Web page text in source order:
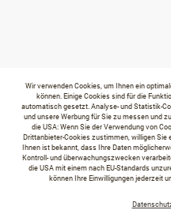
Wir verwenden Cookies, um Ihnen ein
können. Einige Cookies sind für die
automatisch gesetzt. Analyse- und Statistik-
und unsere Werbung für Sie zu messen und
die USA: Wenn Sie der Verwendung von
Drittanbieter-Cookies zustimmen, willigen Sie
Ihnen ist bekannt, dass Ihre Daten
Kontroll- und überwachungszwecken
die USA mit einem nach EU-Standards
können Ihre Einwilligungen jederzeit